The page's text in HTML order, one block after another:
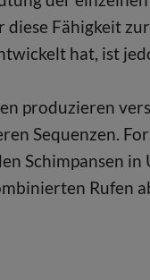
diese Fähigkeit
hat, ist
produzieren
Sequenzen.
Schimpansen in
Rufen